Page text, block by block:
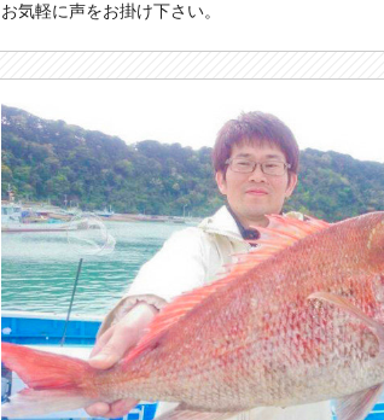
お気軽に声をお掛け下さい。